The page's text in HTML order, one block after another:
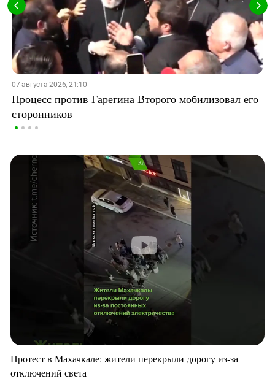
07 августа 2026, 21:10
Процесс против Гарегина Второго мобилизовал его
сторонников
Протест в Махачкале: жители перекрыли дорогу из-за
отключений света